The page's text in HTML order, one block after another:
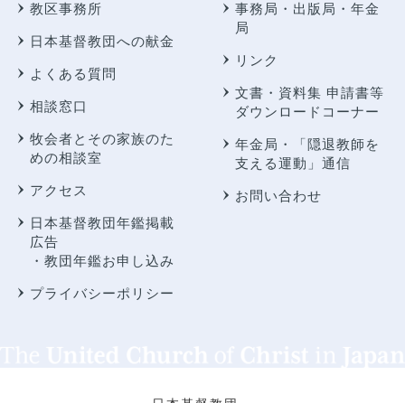
教区事務所
日本基督教団への献金
よくある質問
相談窓口
牧会者とその家族のた
めの相談室
アクセス
日本基督教団年鑑掲載
広告
・教団年鑑お申し込み
プライバシーポリシー
事務局・出版局・年金
局
リンク
文書・資料集 申請書等
ダウンロードコーナー
年金局・
「隠退教師を
支える運動」通信
お問い合わせ